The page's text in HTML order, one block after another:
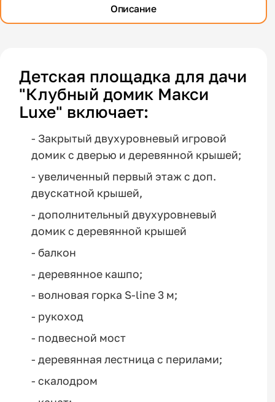
Описание
Детская площадка для дачи
"Клубный домик Макси
Luxe" включает:
- Закрытый двухуровневый игровой
домик с дверью и деревянной крышей;
- увеличенный первый этаж с доп.
двускатной крышей,
- дополнительный двухуровневый
домик с деревянной крышей
- балкон
- деревянное кашпо;
- волновая горка S-line 3 м;
- рукоход
- подвесной мост
- деревянная лестница с перилами;
- скалодром